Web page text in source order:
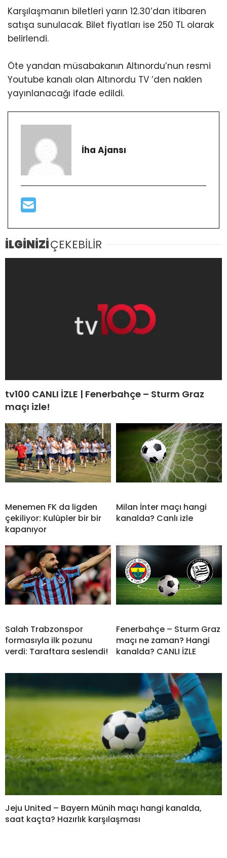
Karşılaşmanın biletleri yarın 12.30’dan itibaren
satışa sunulacak. Bilet fiyatları ise 250 TL olarak
belirlendi.
Öte yandan müsabakanın Altınordu’nun resmi
Youtube kanalı olan Altınordu TV ’den naklen
yayınlanacağı ifade edildi.
İha Ajansı
İLGİNİZİÇEKEBİLİR
tv100 CANLI İZLE | Fenerbahçe – Sturm Graz
maçı izle!
Menemen FK da ligden
çekiliyor: Kulüpler bir bir
kapanıyor
Milan İnter maçı hangi
kanalda? Canlı izle
Salah Trabzonspor
formasıyla ilk pozunu
verdi: Taraftara seslendi!
Fenerbahçe – Sturm Graz
maçı ne zaman? Hangi
kanalda? CANLI İZLE
Jeju United – Bayern Münih maçı hangi kanalda,
saat kaçta? Hazırlık karşılaşması